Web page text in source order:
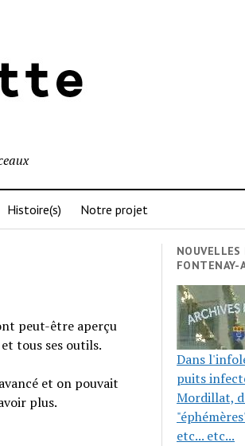
Histoire(s) Notre projet
peut-être aperçu
tous ses outils.
et on pouvait
plus.
NOUVELLES
FONTENAY-
Dans
puits
Mordillat,
etc... etc...